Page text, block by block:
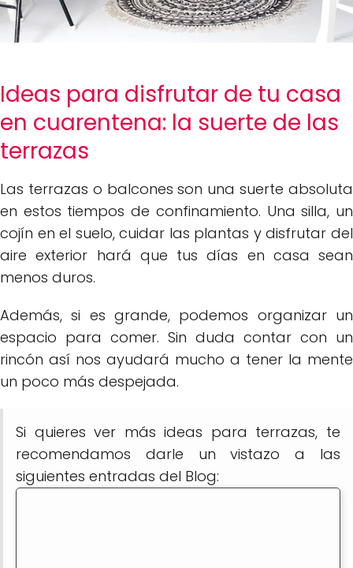
Ideas para disfrutar de tu casa
en cuarentena: la suerte de las
terrazas
Las terrazas o balcones son una suerte absoluta
en estos tiempos de confinamiento. Una silla, un
cojín en el suelo, cuidar las plantas y disfrutar del
aire exterior hará que tus días en casa sean
menos duros.
Además, si es grande, podemos organizar un
espacio para comer. Sin duda contar con un
rincón así nos ayudará mucho a tener la mente
un poco más despejada.
Si quieres ver más ideas para terrazas, te
recomendamos darle un vistazo a las
siguientes entradas del Blog: